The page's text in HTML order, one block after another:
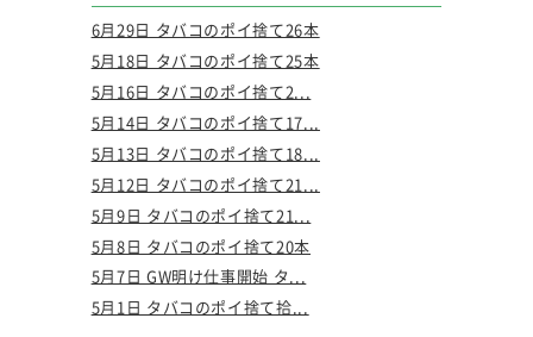
6月29日 タバコのポイ捨て26本
5月18日 タバコのポイ捨て25本
5月16日 タバコのポイ捨て2...
5月14日 タバコのポイ捨て17...
5月13日 タバコのポイ捨て18...
5月12日 タバコのポイ捨て21...
5月9日 タバコのポイ捨て21...
5月8日 タバコのポイ捨て20本
5月7日 GW明け仕事開始 タ...
5月1日 タバコのポイ捨て拾...